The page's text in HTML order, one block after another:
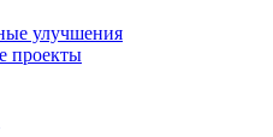
улучшения
проекты